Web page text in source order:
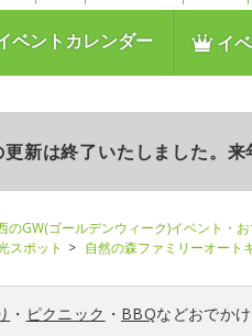
ベントカレンダー イ
新は終了いたしました。
のGW(ゴールデンウィーク)イベント・
スポット
自然の森ファミリーオート
・ ピクニック ・ BBQなどおでか